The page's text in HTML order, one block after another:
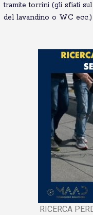
tramite torrini (gli sfiati
del lavandino o WC ecc.)
RICERCA